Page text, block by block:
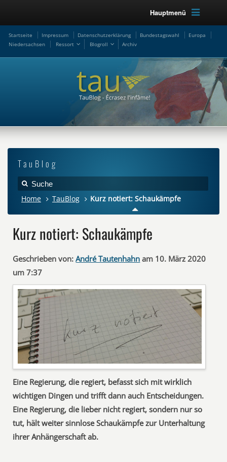
Hauptmenü
Startseite Impressum Datenschutzerklärung Bundestagswahl
Europa
Niedersachsen
Ressort Blogroll Archiv
TauBlog
Home TauBlog Kurz notiert: Schaukämpfe
Kurz notiert: Schaukämpfe
Geschrieben von: André Tautenhahn am 10. März 2020
um 7:37
Eine Regierung, die regiert, befasst sich mit wirklich
wichtigen Dingen und trifft dann auch Entscheidungen.
Eine Regierung, die lieber nicht regiert, sondern nur so
tut, hält weiter sinnlose Schaukämpfe zur Unterhaltung
ihrer Anhängerschaft ab.